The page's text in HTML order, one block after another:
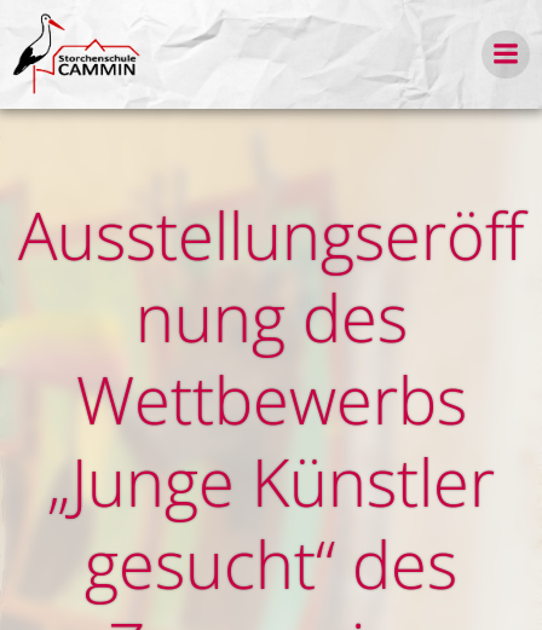
Zum
Inhalt
springen
Ausstellungseröff
nung des
Wettbewerbs
„Junge Künstler
gesucht“ des